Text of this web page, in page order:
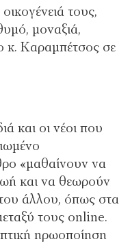
τους,
μοναξιά,
κ. Καραμπέτσος σε
και οι νέοι που
«μαθαίνουν να
και να θεωρούν
άλλου, όπως στα
τους online.
ηρωοποίηση